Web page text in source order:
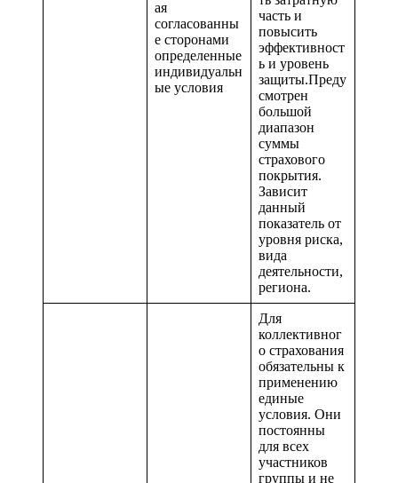
ая
согласованны
е сторонами
определенные
индивидуальн
ые условия
часть и
повысить
эффективност
ь и уровень
защиты.Преду
смотрен
большой
диапазон
суммы
страхового
покрытия.
Зависит
данный
показатель от
уровня риска,
вида
деятельности,
региона.
Для
коллективног
о страхования
обязательны к
применению
единые
условия. Они
постоянны
для всех
участников
группы и не